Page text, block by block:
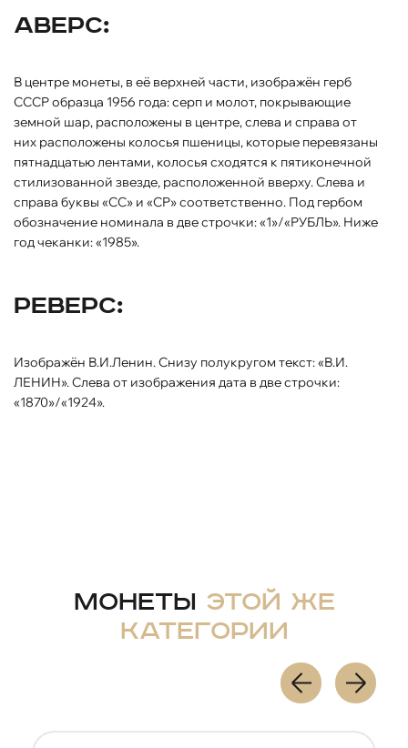
Аверс:
В центре монеты, в её верхней части, изображён герб
СССР образца 1956 года: серп и молот, покрывающие
земной шар, расположены в центре, слева и справа от
них расположены колосья пшеницы, которые перевязаны
пятнадцатью лентами, колосья сходятся к пятиконечной
стилизованной звезде, расположенной вверху. Слева и
справа буквы «СС» и «СР» соответственно. Под гербом
обозначение номинала в две строчки: «1»/«РУБЛЬ». Ниже
год чеканки: «1985».
Реверс:
Изображён В.И.Ленин. Снизу полукругом текст: «В.И.
ЛЕНИН». Слева от изображения дата в две строчки:
«1870»/«1924».
Монеты этой же
категории